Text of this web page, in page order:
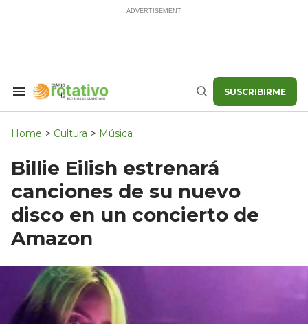
Search
Navigation
Buscar SUSCRIBIRME
Home > Cultura > Música
Billie Eilish estrenará
canciones de su nuevo
disco en un concierto de
Amazon